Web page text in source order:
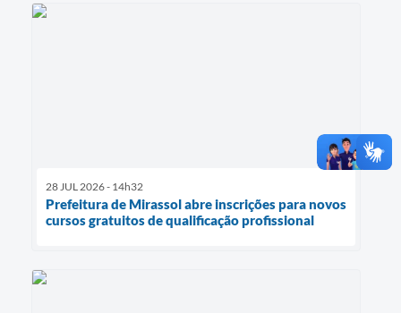
28 JUL 2026 - 14h32
Prefeitura de Mirassol abre inscrições para novos
cursos gratuitos de qualificação profissional